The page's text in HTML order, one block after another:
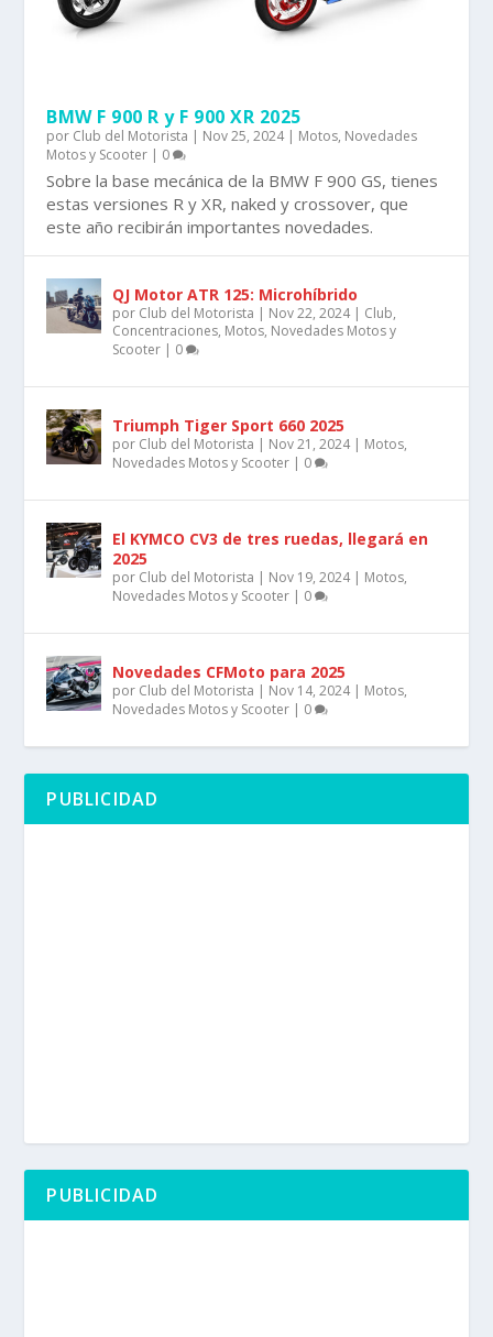
BMW F 900 R y F 900 XR 2025
por Club del Motorista | Nov 25, 2024| Motos, Novedades
Motos y Scooter | 0
Sobre la base mecánica de la BMW F 900 GS, tienes
estas versiones R y XR, naked y crossover, que
este año recibirán importantes novedades.
QJ Motor ATR 125: Microhíbrido
por Club del Motorista | Nov 22, 2024| Club,
Concentraciones, Motos, Novedades Motos y
Scooter | 0
Triumph Tiger Sport 660 2025
por Club del Motorista | Nov 21, 2024| Motos,
Novedades Motos y Scooter | 0
El KYMCO CV3 de tres ruedas, llegará en
2025
por Club del Motorista | Nov 19, 2024| Motos,
Novedades Motos y Scooter | 0
Novedades CFMoto para 2025
por Club del Motorista | Nov 14, 2024| Motos,
Novedades Motos y Scooter | 0
PUBLICIDAD
PUBLICIDAD